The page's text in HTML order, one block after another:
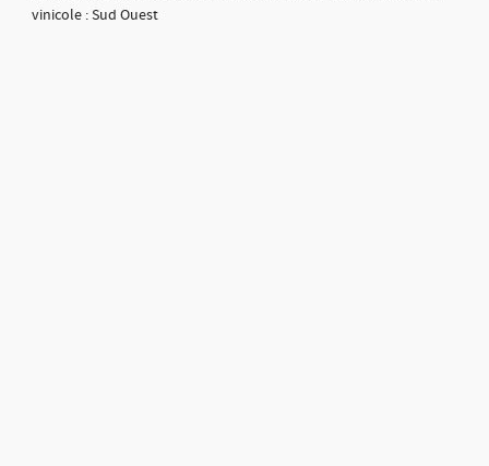
vinicole : Sud Ouest